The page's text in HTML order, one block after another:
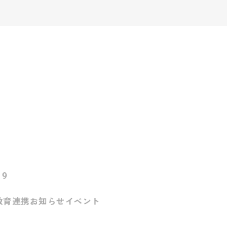
育連携お知らせ イベント